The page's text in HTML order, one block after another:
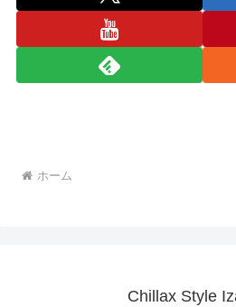
ホーム
Chillax Style